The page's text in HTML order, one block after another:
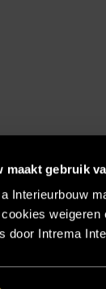
maakt gebruik
Interieurbouw
door Intrema